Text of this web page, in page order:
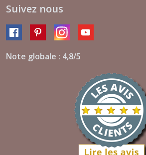
Suivez nous
Note globale : 4,8/5